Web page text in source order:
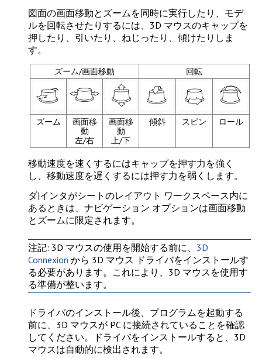
図面の画面移動とズームを同時に実行したり、モデ
ルを回転させたりするには、3D マウスのキャップを
押したり、引いたり、ねじったり、傾けたりしま
す。
ズーム/画面移動 回転
ズーム
画面移
動
左/右
画面移
動
上/下
傾斜 スピン ロール
移動速度を速くするにはキャップを押す力を強く
し、移動速度を遅くするには押す力を弱くします。
ダ|インタがシートのレイアウト ワークスペース内に
あるときは、ナビゲーション オプションは画面移動
とズームに限定されます。
注記: 3D マウスの使用を開始する前に、 3D
Connexion から 3D マウス ドライバをインストールす
る必要があります。これにより、3D マウスを使用す
る準備が整います。
ドライバのインストール後、プログラムを起動する
前に、3D マウスが PC に接続されていることを確認
してください。ドライバをインストールすると、3D
マウスは自動的に検出されます。